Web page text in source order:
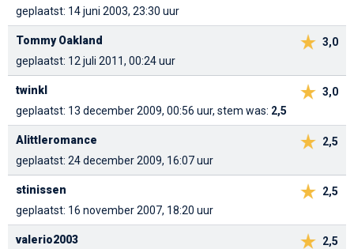
geplaatst: 14 juni 2003, 23:30 uur
3,0
Tommy Oakland
geplaatst: 12 juli 2011, 00:24 uur
3,0
twinkl
geplaatst: 13 december 2009, 00:56 uur, stem was: 2,5
2,5
Alittleromance
geplaatst: 24 december 2009, 16:07 uur
2,5
stinissen
geplaatst: 16 november 2007, 18:20 uur
2,5
valerio2003